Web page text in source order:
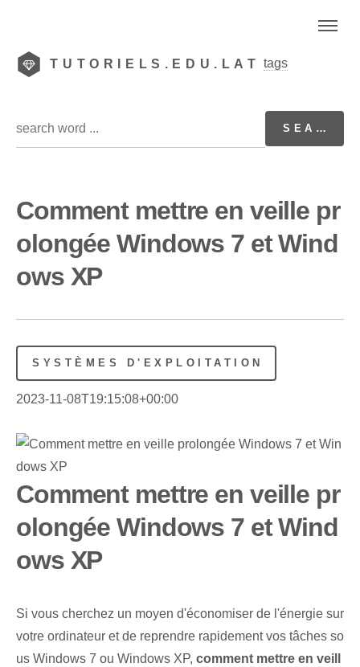
TUTORIELS.EDU.LAT tags
Comment mettre en veille pr
olongée Windows 7 et Wind
ows XP
SYSTÈMES D'EXPLOITATION
2023-11-08T19:15:08+00:00
Comment mettre en veille pr
olongée Windows 7 et Wind
ows XP
Si vous cherchez un moyen d'économiser de l'énergie sur
votre ordinateur et de reprendre rapidement vos tâches so
us Windows 7 ou Windows XP,⁤ comment mettre en veill